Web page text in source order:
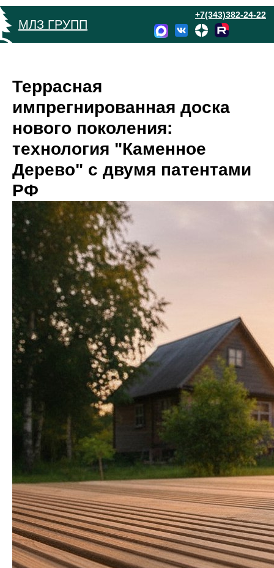
МЛЗ ГРУПП
+7(343)382-24-22
Террасная
импрегнированная доска
нового поколения:
технология "Каменное
Дерево" с двумя патентами
РФ